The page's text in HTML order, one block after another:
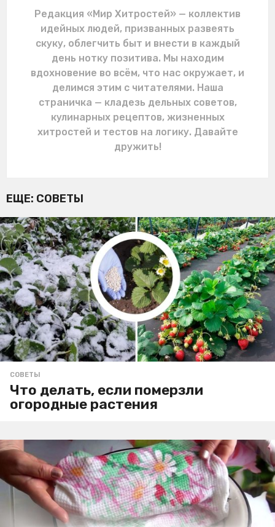
Редакция «Мир Хитростей» — коллектив
идейных людей, призванных развеять
скуку, облегчить быт и внести в каждый
день нотку позитива. Мы находим
вдохновение во всём, что нас окружает, и
делимся этим с читателями. Наша
страничка — кладезь дельных советов,
кулинарных рецептов, жизненных
хитростей и тестов на логику. Давайте
дружить!
ЕЩЕ: СОВЕТЫ
СОВЕТЫ
Что делать, если померзли
огородные растения